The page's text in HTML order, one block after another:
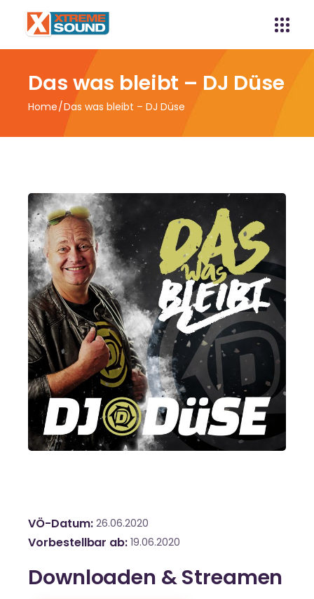
Das was bleibt – DJ Düse
Home Das was bleibt – DJ Düse
VÖ-Datum 26.06.2020
Vorbestellbar ab 19.06.2020
Downloaden & Streamen